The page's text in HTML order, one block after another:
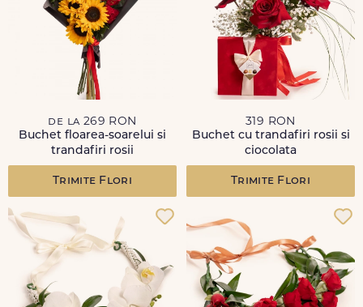
de la 269 RON
Buchet floarea-soarelui si
trandafiri rosii
Trimite Flori
319 RON
Buchet cu trandafiri rosii si
ciocolata
Trimite Flori